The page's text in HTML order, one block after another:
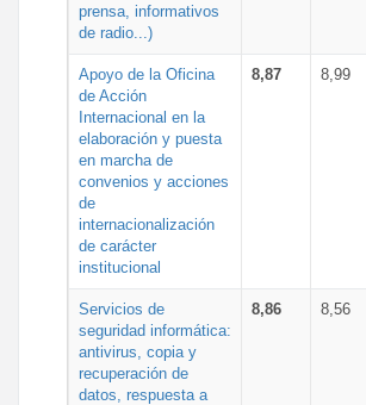
prensa, informativos
de radio...)
Apoyo de la Oficina
de Acción
Internacional en la
elaboración y puesta
en marcha de
convenios y acciones
de
internacionalización
de carácter
institucional
8,87 8,99
Servicios de
seguridad informática:
antivirus, copia y
recuperación de
datos, respuesta a
8,86 8,56